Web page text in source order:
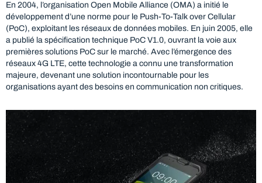
En 2004, l’organisation Open Mobile Alliance (OMA) a initié le
développement d’une norme pour le Push-To-Talk over Cellular
(PoC), exploitant les réseaux de données mobiles. En juin 2005, elle
a publié la spécification technique PoC V1.0, ouvrant la voie aux
premières solutions PoC sur le marché. Avec l’émergence des
réseaux 4G LTE, cette technologie a connu une transformation
majeure, devenant une solution incontournable pour les
organisations ayant des besoins en communication non critiques.